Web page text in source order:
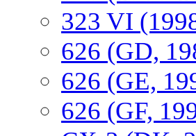
323 VI
626 (GD,
626 (GE,
626 (GF,